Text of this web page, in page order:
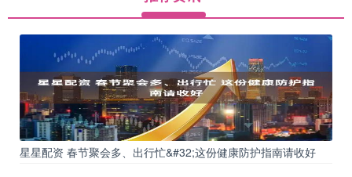
星星配资 春节聚会多、出行忙&#32;这份健康防护指南请收好